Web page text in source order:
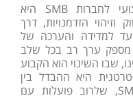
תרומתו של יועץ אסטרטגי מקצועי לחברות SMB היא
הזדמנויות, דרך
ועד למדידה והערכה של
מספק ערך רב בכל שלב
שבו השינוי הוא הקבוע
היא ההבדל בין
הצלחה לכישלון. עבור חברות SMB, שלרוב פועלות עם